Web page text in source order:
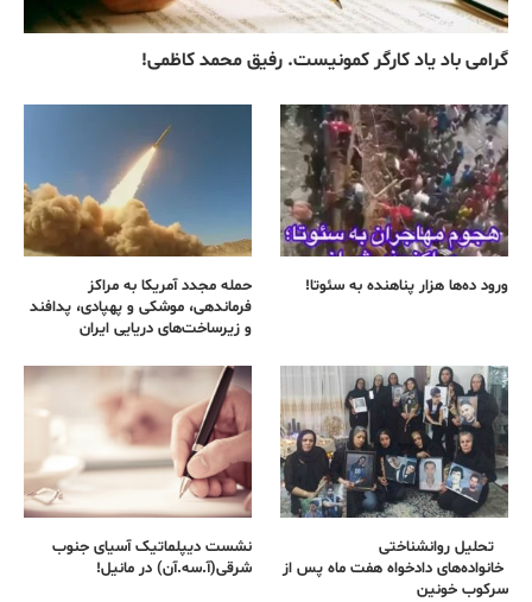
گرامی باد یاد کارگر کمونیست. رفیق محمد کاظمی!
ورود ده‌ها هزار پناهنده به سئوتا!
حمله مجدد آمریکا به مراکز
فرماندهی، موشکی و پهپادی، پدافند
و زیرساخت‌های دریایی ایران
تحلیل روانشناختی
خانواده‌های دادخواه هفت ماه پس از
سرکوب خونین
نشست دیپلماتیک آسیای جنوب
شرقی‌(آ.سه.آن) در مانیل!